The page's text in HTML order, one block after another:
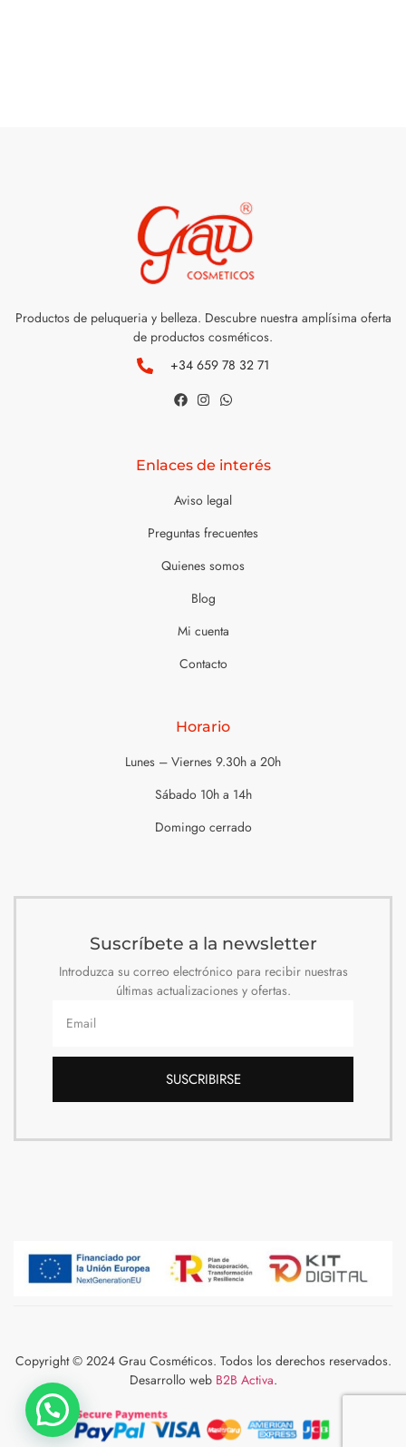
Productos de peluqueria y belleza. Descubre nuestra amplísima oferta
de productos cosméticos.
+34 659 78 32 71
Enlaces de interés
Aviso legal
Preguntas frecuentes
Quienes somos
Blog
Mi cuenta
Contacto
Horario
Lunes – Viernes 9.30h a 20h
Sábado 10h a 14h
Domingo cerrado
Suscríbete a la newsletter
Introduzca su correo electrónico para recibir nuestras
últimas actualizaciones y ofertas.
SUSCRIBIRSE
Copyright © 2024 Grau Cosméticos. Todos los derechos reservados.
Desarrollo web B2B Activa.